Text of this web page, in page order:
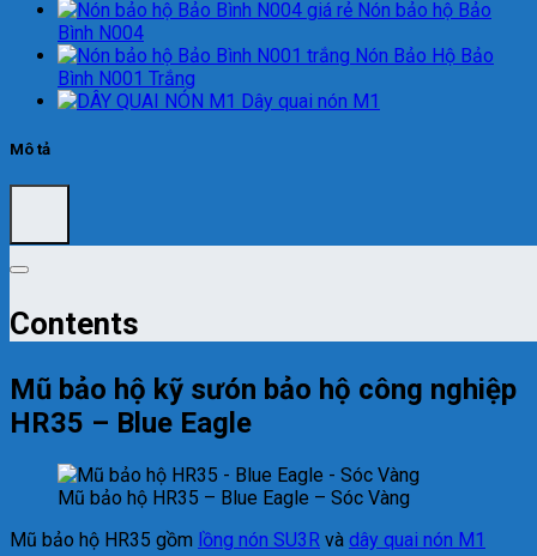
Nón bảo hộ Bảo
Bình N004
Nón Bảo Hộ Bảo
Bình N001 Trắng
Dây quai nón M1
Mô tả
Contents
Mũ bảo hộ kỹ sưón bảo hộ công nghiệp
HR35 – Blue Eagle
Mũ bảo hộ HR35 – Blue Eagle – Sóc Vàng
Mũ bảo hộ HR35 gồm lồng nón SU3R và dây quai nón M1